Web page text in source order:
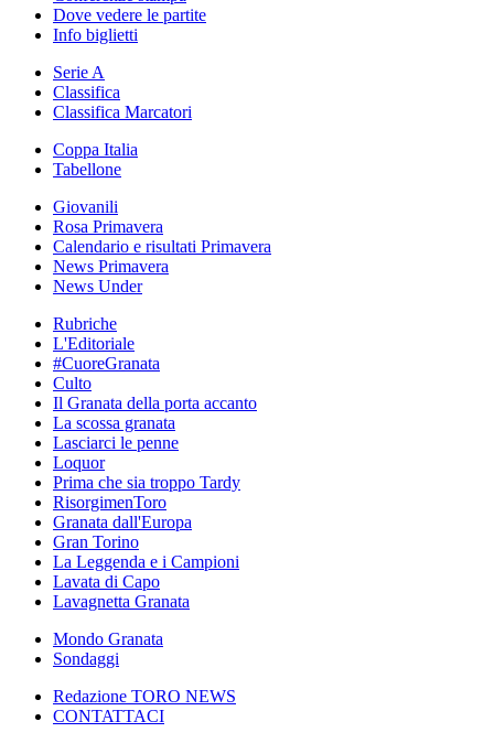
Dove vedere le partite
Info biglietti
Serie A
Classifica
Classifica Marcatori
Coppa Italia
Tabellone
Giovanili
Rosa Primavera
Calendario e risultati Primavera
News Primavera
News Under
Rubriche
L'Editoriale
#CuoreGranata
Culto
Il Granata della porta accanto
La scossa granata
Lasciarci le penne
Loquor
Prima che sia troppo Tardy
RisorgimenToro
Granata dall'Europa
Gran Torino
La Leggenda e i Campioni
Lavata di Capo
Lavagnetta Granata
Mondo Granata
Sondaggi
Redazione TORO NEWS
CONTATTACI